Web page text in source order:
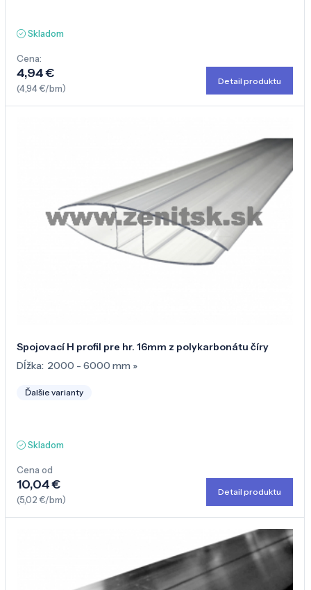
Skladom
Cena:
4,94 €
(4,94 €/bm)
Detail produktu
Spojovací H profil pre hr. 16mm z polykarbonátu číry
Dĺžka: 2000 - 6000 mm »
Ďalšie varianty
Skladom
Cena od
10,04 €
(5,02 €/bm)
Detail produktu